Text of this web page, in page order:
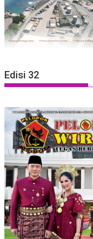
Edisi 32